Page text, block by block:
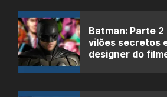
Batman: Parte
vilões secretos
designer do